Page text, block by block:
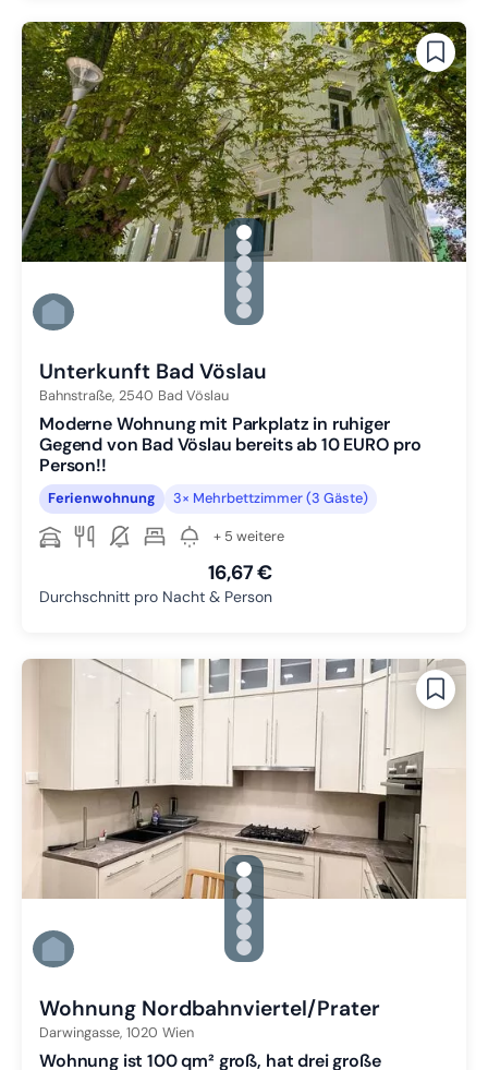
gallery.slide_selector
Zu Slide 1 wechseln
Zu Slide 2 wechseln
Zu Slide 3 wechseln
Zu Slide 4 wechseln
Zu Slide 5 wechseln
Zu Slide 6 wechseln
Unterkunft Bad Vöslau
Bahnstraße, 2540 Bad Vöslau
Moderne Wohnung mit Parkplatz in ruhiger
Gegend von Bad Vöslau bereits ab 10 EURO pro
Person!!
Ferienwohnung 3× Mehrbettzimmer (3 Gäste)
+ 5 weitere
16,67 €
Durchschnitt pro Nacht & Person
gallery.slide_selector
Zu Slide 1 wechseln
Zu Slide 2 wechseln
Zu Slide 3 wechseln
Zu Slide 4 wechseln
Zu Slide 5 wechseln
Zu Slide 6 wechseln
Wohnung Nordbahnviertel/Prater
Darwingasse, 1020 Wien
Wohnung ist 100 qm² groß, hat drei große